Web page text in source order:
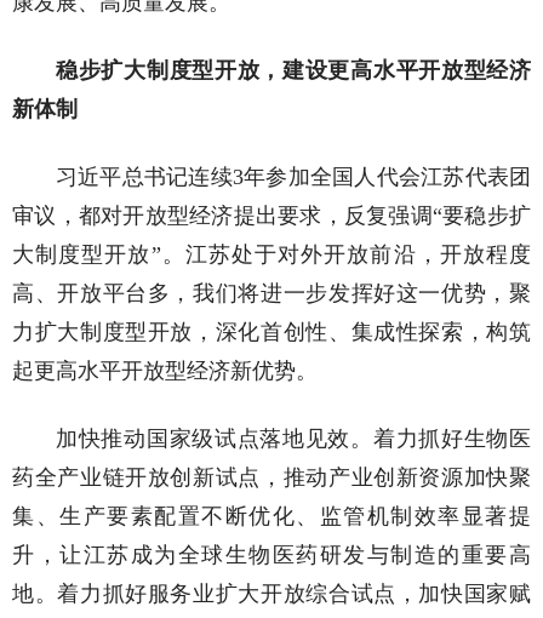
稳步扩大制度型开放，建设更高水平开放型经济
新体制
习近平总书记连续3年参加全国人代会江苏代表团
审议，都对开放型经济提出要求，反复强调“要稳步扩
大制度型开放”。江苏处于对外开放前沿，开放程度
高、开放平台多，我们将进一步发挥好这一优势，聚
力扩大制度型开放，深化首创性、集成性探索，构筑
起更高水平开放型经济新优势。
加快推动国家级试点落地见效。着力抓好生物医
药全产业链开放创新试点，推动产业创新资源加快聚
集、生产要素配置不断优化、监管机制效率显著提
升，让江苏成为全球生物医药研发与制造的重要高
地。着力抓好服务业扩大开放综合试点，加快国家赋